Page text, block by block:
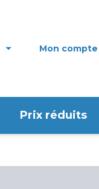
Mon compte
Prix réduits